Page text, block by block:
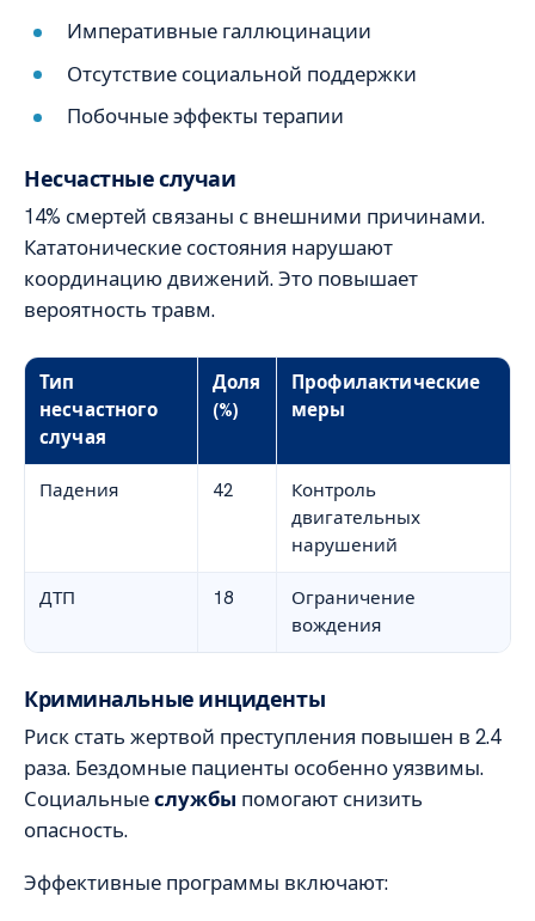
Императивные галлюцинации
Отсутствие социальной поддержки
Побочные эффекты терапии
Несчастные случаи
14% смертей связаны с внешними причинами.
Кататонические состояния нарушают
координацию движений. Это повышает
вероятность травм.
Тип
несчастного
случая
Доля
(%)
Профилактические
меры
Падения 42
Контроль
двигательных
нарушений
ДТП 18
Ограничение
вождения
Криминальные инциденты
Риск стать жертвой преступления повышен в 2.4
раза. Бездомные пациенты особенно уязвимы.
Социальныеслужбы помогают снизить
опасность.
Эффективные программы включают: